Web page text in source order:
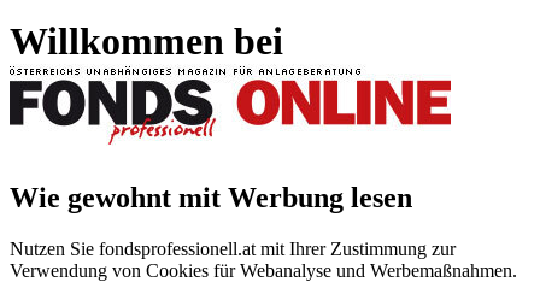
Willkommen bei
Wie gewohnt mit Werbung lesen
Nutzen Sie fondsprofessionell.at mit Ihrer Zustimmung zur
Verwendung von Cookies für Webanalyse und Werbemaßnahmen.